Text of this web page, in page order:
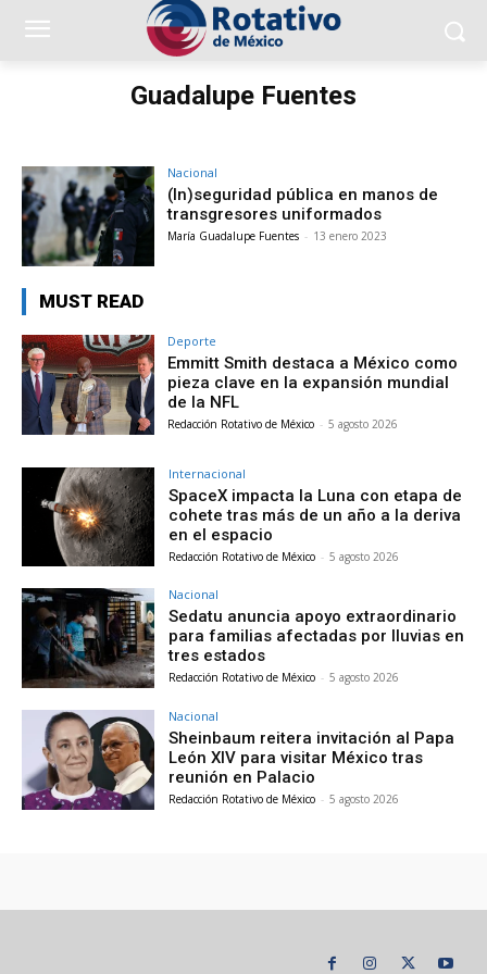
Guadalupe Fuentes
Nacional
(In)seguridad pública en manos de
transgresores uniformados
María Guadalupe Fuentes - 13 enero 2023
MUST READ
Deporte
Emmitt Smith destaca a México como
pieza clave en la expansión mundial
de la NFL
Redacción Rotativo de México - 5 agosto 2026
Internacional
SpaceX impacta la Luna con etapa de
cohete tras más de un año a la deriva
en el espacio
Redacción Rotativo de México - 5 agosto 2026
Nacional
Sedatu anuncia apoyo extraordinario
para familias afectadas por lluvias en
tres estados
Redacción Rotativo de México - 5 agosto 2026
Nacional
Sheinbaum reitera invitación al Papa
León XIV para visitar México tras
reunión en Palacio
Redacción Rotativo de México - 5 agosto 2026